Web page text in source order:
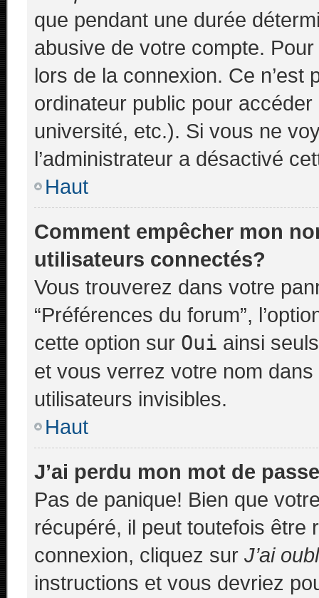
que pendant une durée
abusive de votre compte.
lors de la connexion. Ce
ordinateur public pour
université, etc.). Si vous ne
l’administrateur a désactivé
Haut
Comment empêcher mon
utilisateurs connectés?
Vous trouverez dans votre
“Préférences du forum”,
cette option sur Oui ainsi
et vous verrez votre nom
utilisateurs invisibles.
Haut
J’ai perdu mon mot de
Pas de panique! Bien que
récupéré, il peut toutefois être
connexion, cliquez sur J’ai
instructions et vous devriez